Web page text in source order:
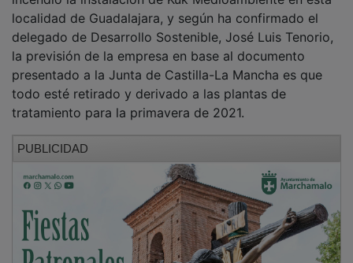
localidad de Guadalajara, y según ha confirmado el
delegado de Desarrollo Sostenible, José Luis Tenorio,
la previsión de la empresa en base al documento
presentado a la Junta de Castilla-La Mancha es que
todo esté retirado y derivado a las plantas de
tratamiento para la primavera de 2021.